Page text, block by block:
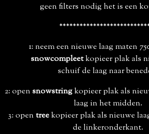
geen filters nodig het is een
1: neem een nieuwe laag maten
snowcompleetkopieer plak als
schuif de laag naar
2: opensnowstringkopieer plak als
laag in het midden.
3: opentreekopieer plak als nieuwe
de linkeronderkant.